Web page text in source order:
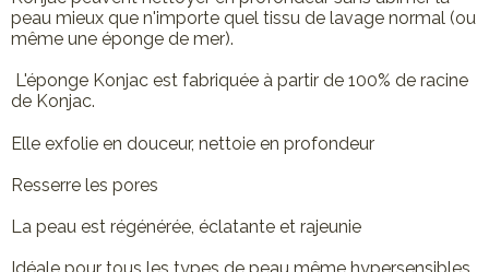
peau mieux que n'importe quel tissu de lavage normal (ou
même une éponge de mer).
L'éponge Konjac est fabriquée à partir de 100% de racine
de Konjac.
Elle exfolie en douceur, nettoie en profondeur
Resserre les pores
La peau est régénérée, éclatante et rajeunie